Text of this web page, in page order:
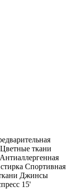
ткани
Спортивная
Джинсы
15'